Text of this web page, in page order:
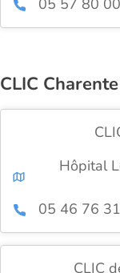
05 57 80
CLIC
Hôpital
05 46 76
CLIC